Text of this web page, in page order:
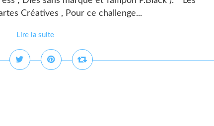
Créatives , Pour ce challenge...
Lire la suite